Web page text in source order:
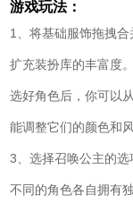
游戏玩法：
1、将基础服饰拖拽
扩充装扮库的丰富度。
选好角色后，你可以
能调整它们的颜色和
3、选择召唤公主的
不同的角色各自拥有